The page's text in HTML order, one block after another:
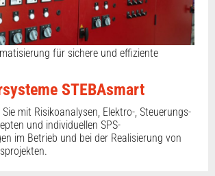
für sichere und effiziente
STEBAsmart
mit Risikoanalysen, Elektro-, Steuerungs-
und individuellen SPS-
im Betrieb und bei der Realisierung von